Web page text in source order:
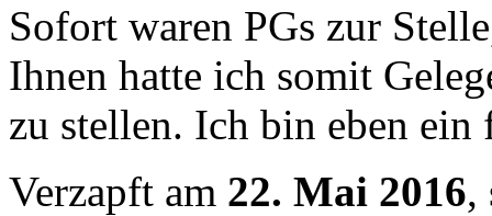
Sofort waren PGs zur
Ihnen hatte ich somit
zu stellen. Ich bin eben
Verzapft am 22. Mai 2016,